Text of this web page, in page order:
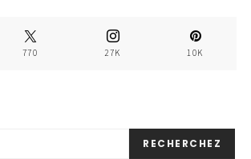
770 27K 10K
RECHERCHEZ